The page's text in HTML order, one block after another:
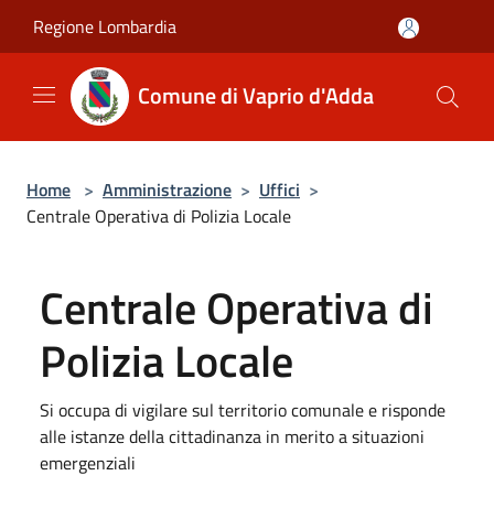
Regione Lombardia
Comune di Vaprio d'Adda
Home > Amministrazione > Uffici >
Centrale Operativa di Polizia Locale
Centrale Operativa di
Polizia Locale
Si occupa di vigilare sul territorio comunale e risponde
alle istanze della cittadinanza in merito a situazioni
emergenziali